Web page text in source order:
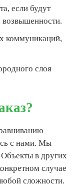
если будут
коммуникаций,
слоя
с нами. Мы
в других
случае
сложности.